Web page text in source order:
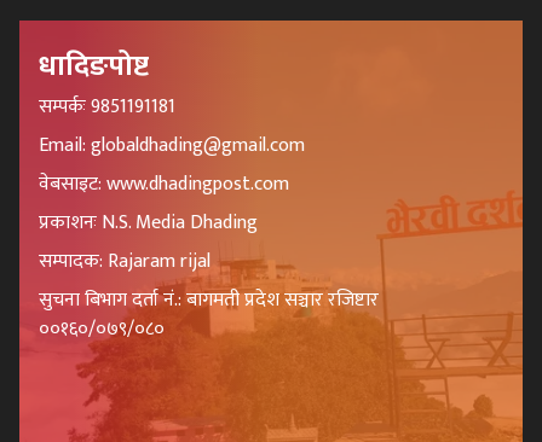
धादिङपोष्ट
सम्पर्कः 9851191181
Email: globaldhading@gmail.com
वेबसाइट: www.dhadingpost.com
प्रकाशनः N.S. Media Dhading
सम्पादक: Rajaram rijal
सुचना बिभाग दर्ता नं.: बागमती प्रदेश सञ्चार रजिष्टार
००१६०/०७९/०८०